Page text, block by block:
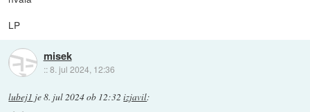
LP
misek
::8. jul 2024, 12:36
lubej1 je8. jul 2024 ob 12:32 izjavil: